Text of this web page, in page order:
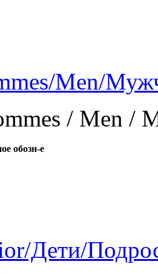
Men/
/ Men /
обозн-е
Дети/